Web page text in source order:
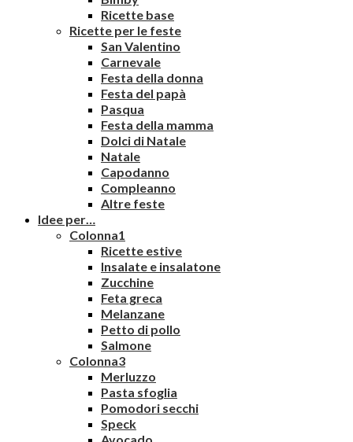
Ricette base
Ricette per le feste
San Valentino
Carnevale
Festa della donna
Festa del papà
Pasqua
Festa della mamma
Dolci di Natale
Natale
Capodanno
Compleanno
Altre feste
Idee per…
Colonna1
Ricette estive
Insalate e insalatone
Zucchine
Feta greca
Melanzane
Petto di pollo
Salmone
Colonna3
Merluzzo
Pasta sfoglia
Pomodori secchi
Speck